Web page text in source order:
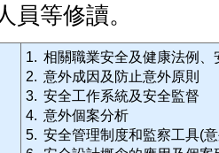
員等修讀。
1. 相關職業安全及健康法例
2. 意外成因及防止意外原則
3. 安全工作系統及安全監督
4. 意外個案分析
5. 安全管理制度和監察工具(